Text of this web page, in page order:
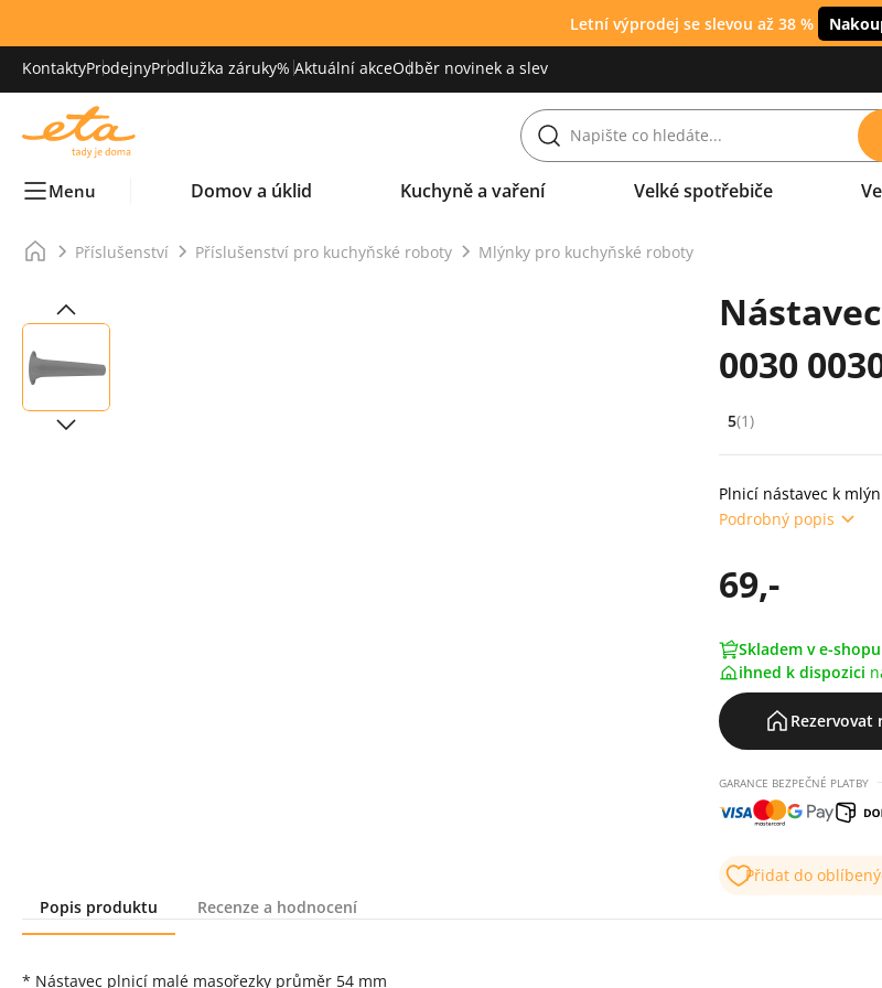
Letní výprodej se slevou až 38 %
KontaktyProdejnyProdlužka záruky% Aktuální akceOdběr novinek a slev
Menu Domov a úklid Kuchyně a vaření Velké spotřebiče
Příslušenství Příslušenství pro kuchyňské roboty Mlýnky pro kuchyňské roboty
0030
Hodnocení: 5 z 5 (1
5(1)
Plnicí nástavec k
Podrobný popis
69,-
Skladem v e-shopu
ihned k dispozici
Rezervovat
GARANCE BEZPEČNÉ PLATBY
Přidat do
Popis produktu
Recenze a hodnocení
* Nástavec plnicí malé masořezky průměr 54 mm